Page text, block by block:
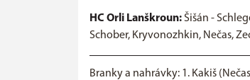
HC Orli Lanškroun: Šišán -
Schober, Kryvonozhkin, Nečas,
Branky a nahrávky: 1. Kakiš